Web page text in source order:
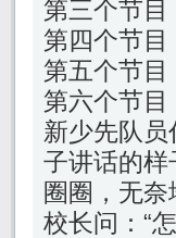
第三个节目
第四个节目
第五个节目
第六个节目
新少先队
子讲话的
圈圈，无
校长问：“